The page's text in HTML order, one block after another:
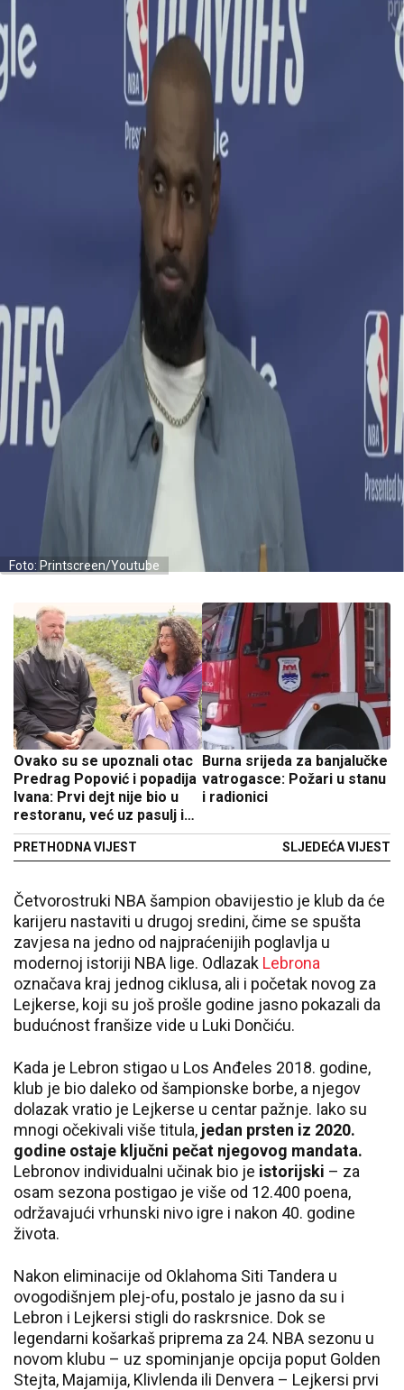
Foto: Printscreen/Youtube
Ovako su se upoznali otac
Predrag Popović i popadija
Ivana: Prvi dejt nije bio u
restoranu, već uz pasulj i
šetnju do groblja
PRETHODNA VIJEST
Burna srijeda za banjalučke
vatrogasce: Požari u stanu
i radionici
SLJEDEĆA VIJEST
Četvorostruki NBA šampion obavijestio je klub da će
karijeru nastaviti u drugoj sredini, čime se spušta
zavjesa na jedno od najpraćenijih poglavlja u
modernoj istoriji NBA lige. Odlazak Lebrona
označava kraj jednog ciklusa, ali i početak novog za
Lejkerse, koji su još prošle godine jasno pokazali da
budućnost franšize vide u Luki Dončiću.
Kada je Lebron stigao u Los Anđeles 2018. godine,
klub je bio daleko od šampionske borbe, a njegov
dolazak vratio je Lejkerse u centar pažnje. Iako su
mnogi očekivali više titula, jedan prsten iz 2020.
godine ostaje ključni pečat njegovog mandata.
Lebronov individualni učinak bio je istorijski – za
osam sezona postigao je više od 12.400 poena,
održavajući vrhunski nivo igre i nakon 40. godine
života.
Nakon eliminacije od Oklahoma Siti Tandera u
ovogodišnjem plej-ofu, postalo je jasno da su i
Lebron i Lejkersi stigli do raskrsnice. Dok se
legendarni košarkaš priprema za 24. NBA sezonu u
novom klubu – uz spominjanje opcija poput Golden
Stejta, Majamija, Klivlenda ili Denvera – Lejkersi prvi